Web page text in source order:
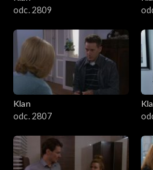
odc. 2809
Klan
odc. 2807